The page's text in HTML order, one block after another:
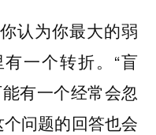
认为你最大的弱
一个转折。“盲
有一个经常会忽
问题的回答也会